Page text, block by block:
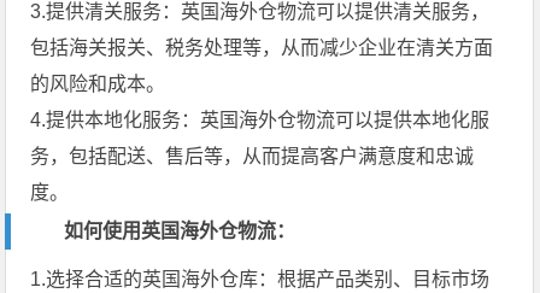
3.提供清关服务：英国海外仓物流可以提供清关服务，
包括海关报关、税务处理等，从而减少企业在清关方面
的风险和成本。
4.提供本地化服务：英国海外仓物流可以提供本地化服
务，包括配送、售后等，从而提高客户满意度和忠诚
度。
如何使用英国海外仓物流：
1.选择合适的英国海外仓库：根据产品类别、目标市场